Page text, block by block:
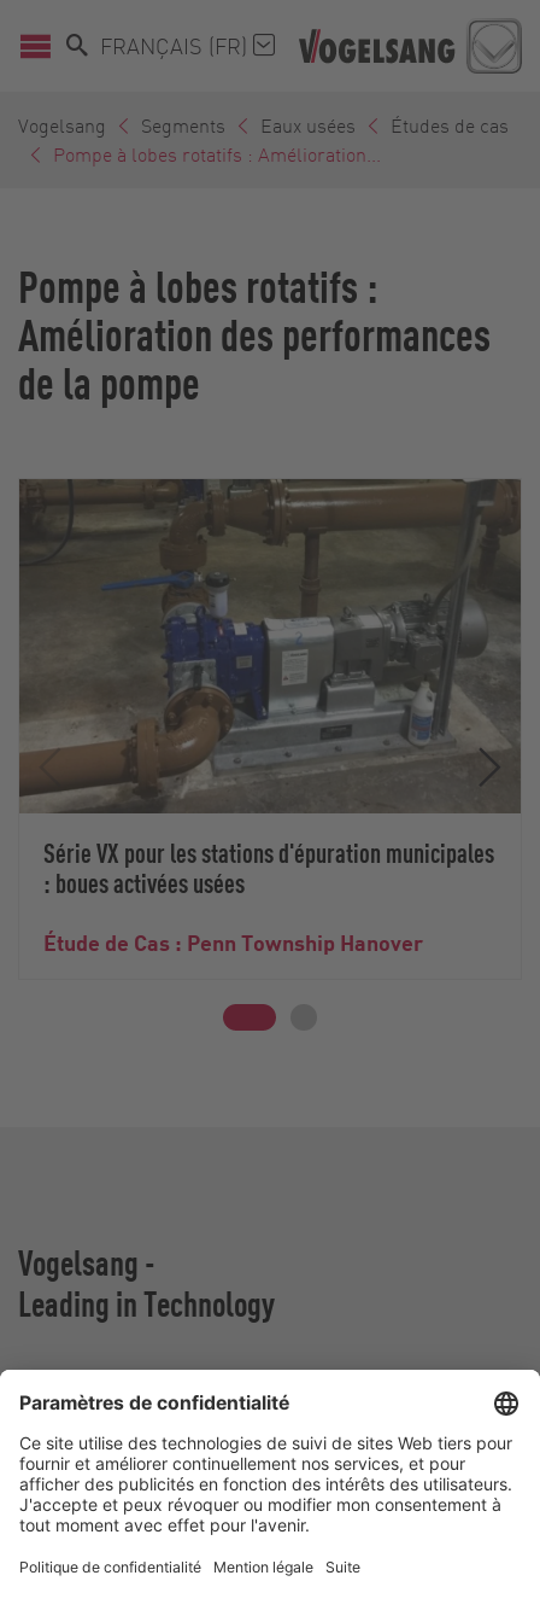
FRANÇAIS (FR)
Vogelsang Segments Eaux usées
Études de cas
Pompe à lobes rotatifs : Amélioration...
Pompe à lobes rotatifs :
Amélioration des performances
de la pompe
Série VX pour les stations d'épuration municipales
: boues activées usées
Étude de Cas : Penn Township Hanover
Vogelsang -
Leading in Technology
Vogelsang France
Z.A. De Fontgrave
26740 Montboucher sur Jabron
France